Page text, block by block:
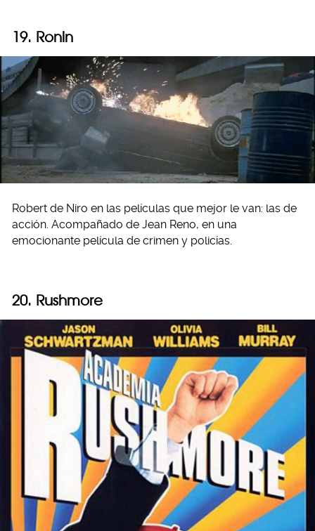
19. Ronin
Robert de Niro en las películas que mejor le van: las de
acción. Acompañado de Jean Reno, en una
emocionante película de crimen y policías.
20. Rushmore